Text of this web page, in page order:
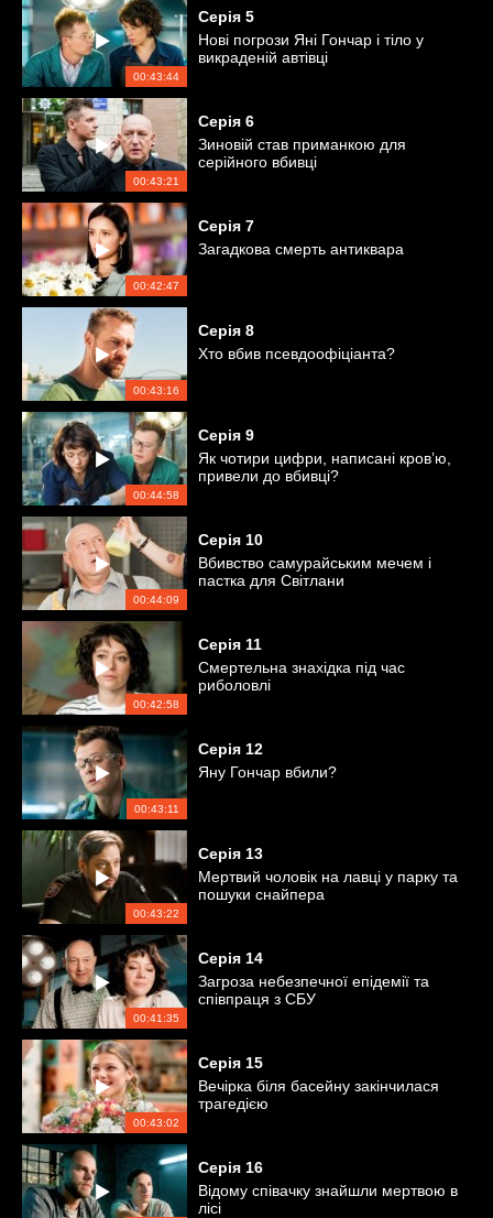
00:43:44
Серія 5
Нові погрози Яні Гончар і тіло у
викраденій автівці
00:43:21
Серія 6
Зиновій став приманкою для
серійного вбивці
00:42:47
Серія 7
Загадкова смерть антиквара
00:43:16
Серія 8
Хто вбив псевдоофіціанта?
00:44:58
Серія 9
Як чотири цифри, написані кров’ю,
привели до вбивці?
00:44:09
Серія 10
Вбивство самурайським мечем і
пастка для Світлани
00:42:58
Серія 11
Смертельна знахідка під час
риболовлі
00:43:11
Серія 12
Яну Гончар вбили?
00:43:22
Серія 13
Мертвий чоловік на лавці у парку та
пошуки снайпера
00:41:35
Серія 14
Загроза небезпечної епідемії та
співпраця з СБУ
00:43:02
Серія 15
Вечірка біля басейну закінчилася
трагедією
Серія 16
Відому співачку знайшли мертвою в
лісі